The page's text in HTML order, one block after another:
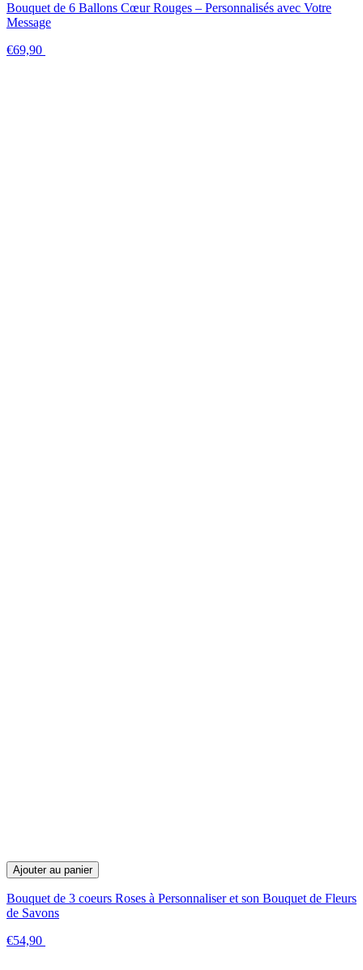
Bouquet de 6 Ballons Cœur Rouges – Personnalisés avec Votre
Message
€69,90
Ajouter au panier
Bouquet de 3 coeurs Roses à Personnaliser et son Bouquet de Fleurs
de Savons
€54,90